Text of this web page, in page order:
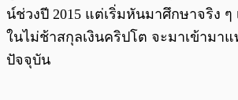
น์ช่วงปี 2015 แต่เริ่มหันมาศึกษาจริง ๆ
ในไม่ช้าสกุลเงินคริปโต จะมาเข้ามา
ปัจจุบัน